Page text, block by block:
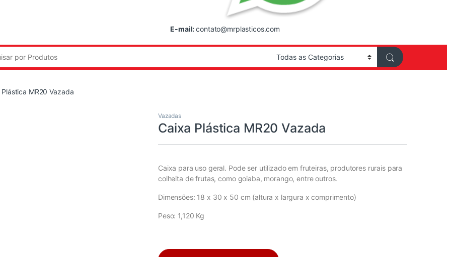
E-mail:contato@mrplasticos.com
MR20 Vazada
Vazadas
Caixa Plástica MR20 Vazada
Caixa para uso geral. Pode ser utilizado em fruteiras, produtores rurais para
colheita de frutas, como goiaba, morango, entre outros.
Dimensões: 18 x 30 x 50 cm (altura x largura x comprimento)
Peso: 1,120 Kg